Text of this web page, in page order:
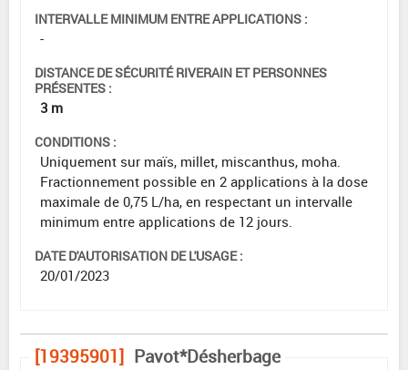
INTERVALLE MINIMUM ENTRE APPLICATIONS :
-
DISTANCE DE SÉCURITÉ RIVERAIN ET PERSONNES
PRÉSENTES :
3 m
CONDITIONS :
Uniquement sur maïs, millet, miscanthus, moha.
Fractionnement possible en 2 applications à la dose
maximale de 0,75 L/ha, en respectant un intervalle
minimum entre applications de 12 jours.
DATE D'AUTORISATION DE L'USAGE :
20/01/2023
[19395901] Pavot*Désherbage